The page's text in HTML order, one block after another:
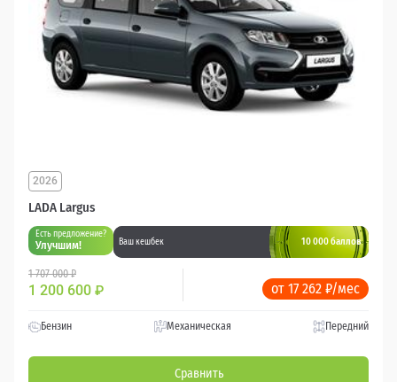
LADA Largus
2026
Есть предложение?
Улучшим! Ваш кешбек 10 000 баллов
1 707 000 ₽
1 200 600 ₽ от 17 262 ₽/мес
Бензин Механическая Передний
Сравнить